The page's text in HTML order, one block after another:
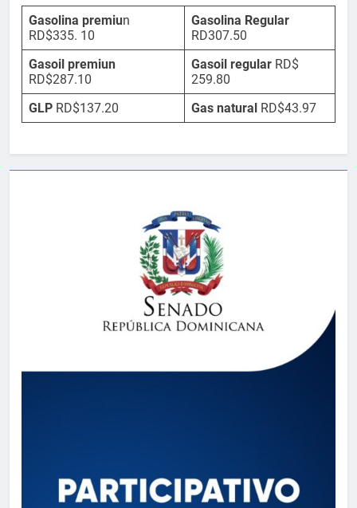
Gasolina premiun
RD$335. 10
Gasolina Regular
RD307.50
Gasoil premiun
RD$287.10
Gasoil regular RD$
259.80
GLP RD$137.20 Gas natural RD$43.97